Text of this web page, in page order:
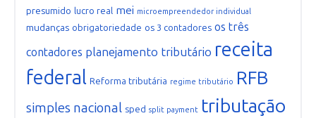
presumido lucro real mei microempreendedor individual
mudanças obrigatoriedade os 3 contadores os três
contadores planejamento tributário receita
federal Reforma tributária regime tributário RFB
simples nacional sped split payment tributação